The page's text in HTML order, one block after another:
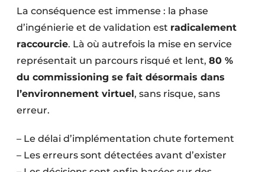
La conséquence est immense : la phase
d’ingénierie et de validation est radicalement
raccourcie. Là où autrefois la mise en service
représentait un parcours risqué et lent, 80 %
du commissioning se fait désormais dans
l’environnement virtuel, sans risque, sans
erreur.
– Le délai d’implémentation chute fortement
– Les erreurs sont détectées avant d’exister